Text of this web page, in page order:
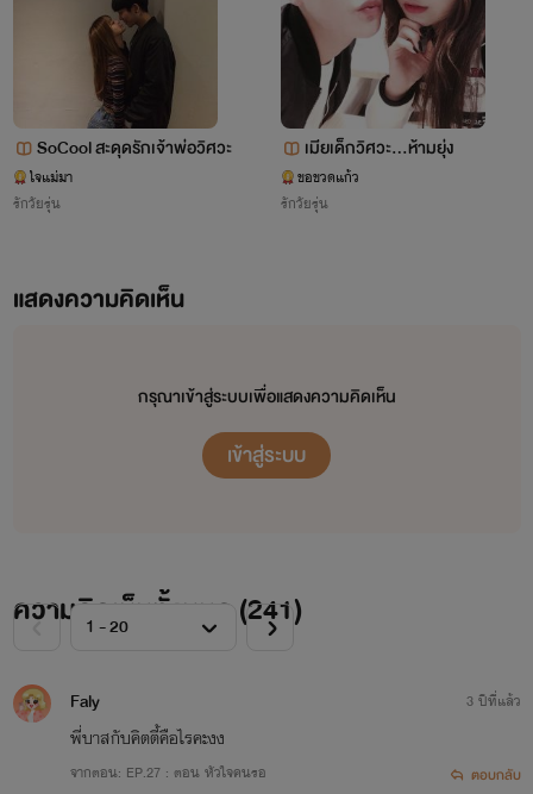
SoCool สะดุดรักเจ้าพ่อวิศวะ
ใจแม่มา
รักวัยรุ่น
เมียเด็กวิศวะ...ห้ามยุ่ง
ขอขวดแก้ว
รักวัยรุ่น
แสดงความคิดเห็น
กรุณาเข้าสู่ระบบเพื่อแสดงความคิดเห็น
เข้าสู่ระบบ
ความคิดเห็นทั้งหมด (241)
Faly
พี่บาสกับคิตตี้คือไรคะงง
จากตอน: EP.27 : ตอน หัวใจคนรอ
3 ปีที่แล้ว
ตอบกลับ